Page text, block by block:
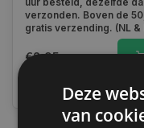
verzonden. Boven de
gratis verzending. (NL &
€8,95
Vergelijk
Deze
van